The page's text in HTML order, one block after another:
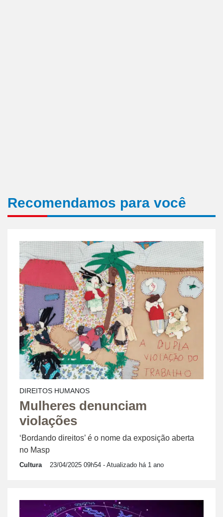
Recomendamos para você
DIREITOS HUMANOS
Mulheres denunciam
violações
‘Bordando direitos’ é o nome da exposição aberta
no Masp
Cultura 23/04/2025 09h54 - Atualizado há 1 ano